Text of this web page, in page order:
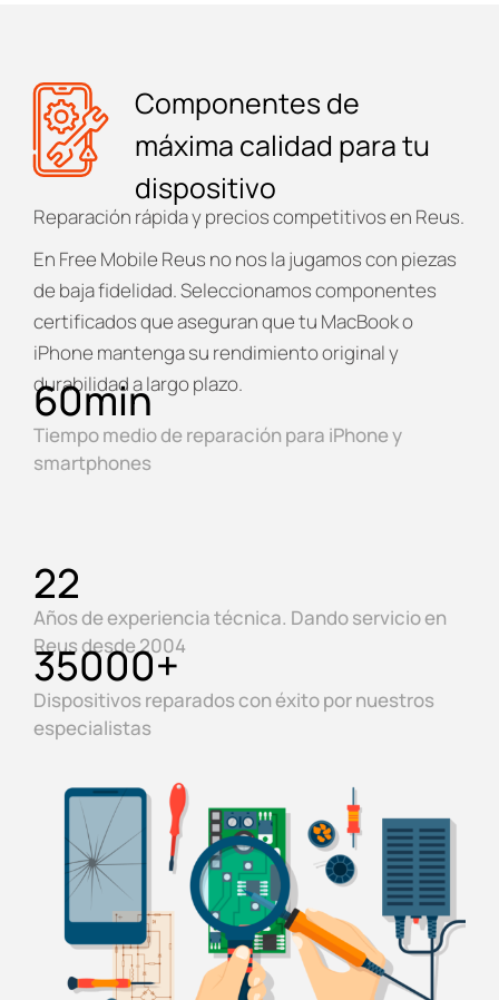
Componentes de
máxima calidad para tu
dispositivo
Reparación rápida y precios competitivos en Reus.
En Free Mobile Reus no nos la jugamos con piezas
de baja fidelidad. Seleccionamos componentes
certificados que aseguran que tu MacBook o
iPhone mantenga su rendimiento original y
durabilidad a largo plazo.
Tiempo medio de reparación para iPhone y
smartphones
60min
Años de experiencia técnica. Dando servicio en
Reus desde 2004
22
Dispositivos reparados con éxito por nuestros
especialistas
35000+